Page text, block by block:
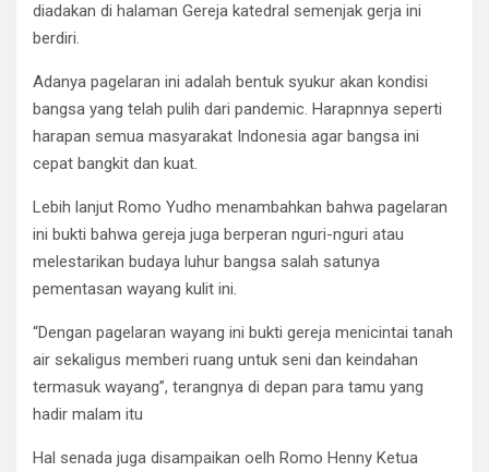
diadakan di halaman Gereja katedral semenjak gerja ini
berdiri.
Adanya pagelaran ini adalah bentuk syukur akan kondisi
bangsa yang telah pulih dari pandemic. Harapnnya seperti
harapan semua masyarakat Indonesia agar bangsa ini
cepat bangkit dan kuat.
Lebih lanjut Romo Yudho menambahkan bahwa pagelaran
ini bukti bahwa gereja juga berperan nguri-nguri atau
melestarikan budaya luhur bangsa salah satunya
pementasan wayang kulit ini.
“Dengan pagelaran wayang ini bukti gereja menicintai tanah
air sekaligus memberi ruang untuk seni dan keindahan
termasuk wayang”, terangnya di depan para tamu yang
hadir malam itu
Hal senada juga disampaikan oelh Romo Henny Ketua